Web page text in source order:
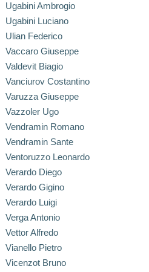
Ugabini Ambrogio
Ugabini Luciano
Ulian Federico
Vaccaro Giuseppe
Valdevit Biagio
Vanciurov Costantino
Varuzza Giuseppe
Vazzoler Ugo
Vendramin Romano
Vendramin Sante
Ventoruzzo Leonardo
Verardo Diego
Verardo Gigino
Verardo Luigi
Verga Antonio
Vettor Alfredo
Vianello Pietro
Vicenzot Bruno